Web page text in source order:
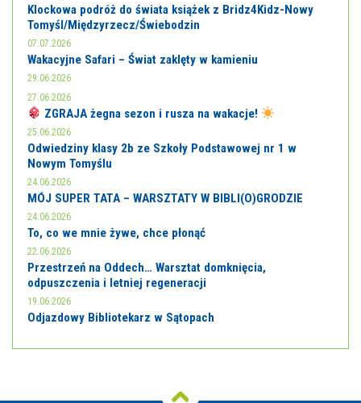
Klockowa podróż do świata książek z Bridz4Kidz-Nowy
Tomyśl/Międzyrzecz/Świebodzin
07.07.2026
Wakacyjne Safari – Świat zaklęty w kamieniu
29.06.2026
27.06.2026
ZGRAJA żegna sezon i rusza na wakacje!
25.06.2026
Odwiedziny klasy 2b ze Szkoły Podstawowej nr 1 w
Nowym Tomyślu
24.06.2026
MÓJ SUPER TATA – WARSZTATY W BIBLI(O)GRODZIE
24.06.2026
To, co we mnie żywe, chce płonąć
22.06.2026
Przestrzeń na Oddech… Warsztat domknięcia,
odpuszczenia i letniej regeneracji
19.06.2026
Odjazdowy Bibliotekarz w Sątopach